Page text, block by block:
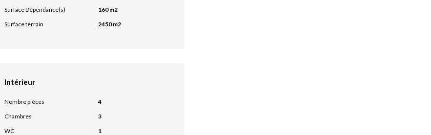
Surface Dépendance(s)
160 m2
Surface terrain
2450 m2
Intérieur
Nombre pièces
4
Chambres
3
WC
1